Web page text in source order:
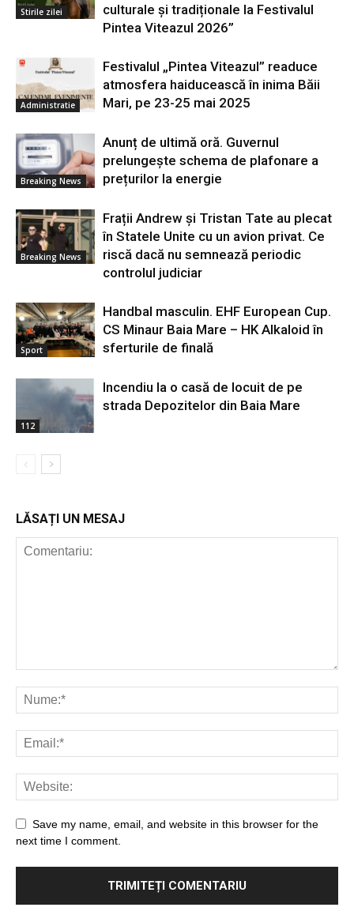
Stirile zilei
culturale și tradiționale la Festivalul
Pintea Viteazul 2026”
Administratie
Festivalul „Pintea Viteazul” readuce
atmosfera haiducească în inima Băii
Mari, pe 23-25 mai 2025
Breaking News
Anunț de ultimă oră. Guvernul
prelungește schema de plafonare a
prețurilor la energie
Breaking News
Frații Andrew și Tristan Tate au plecat
în Statele Unite cu un avion privat. Ce
riscă dacă nu semnează periodic
controlul judiciar
Sport
Handbal masculin. EHF European Cup.
CS Minaur Baia Mare – HK Alkaloid în
sferturile de finală
112
Incendiu la o casă de locuit de pe
strada Depozitelor din Baia Mare
LĂSAȚI UN MESAJ
Save my name, email, and website in this browser for the
next time I comment.